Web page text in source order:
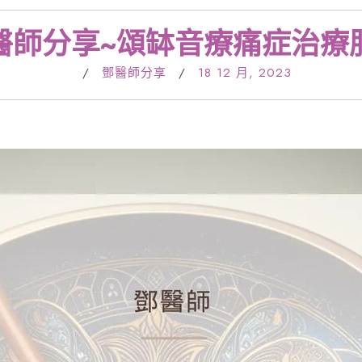
師分享~頌缽音療痛症治療
/ 鄧醫師分享 / 18 12 月, 2023